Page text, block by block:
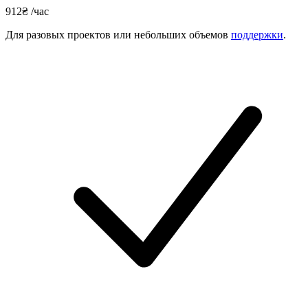
912₴ /час
Для разовых проектов или небольших объемов поддержки.